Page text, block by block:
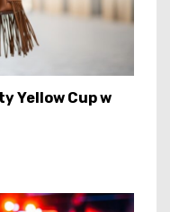
Yellow Cup w